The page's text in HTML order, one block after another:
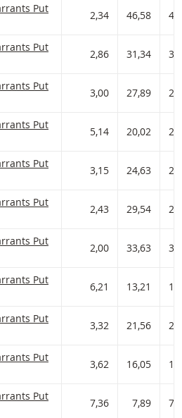
met ISIN code:
Put
2,34 46,58
met ISIN code:
Put
2,86 31,34
met ISIN code:
Put
3,00 27,89
met ISIN code:
Put
5,14 20,02
met ISIN code:
Put
3,15 24,63
met ISIN code:
Put
2,43 29,54
met ISIN code:
Put
2,00 33,63
met ISIN code:
Put
6,21 13,21
met ISIN code:
Put
3,32 21,56
met ISIN code:
Put
3,62 16,05
met ISIN code:
Put
7,36 7,89